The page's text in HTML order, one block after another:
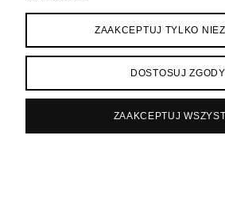
MOJE KONTO
PŁATNOŚCI I
ZAAKCEPTUJ TYLKO
DOSTOSUJ ZGODY
ZAAKCEPTUJ